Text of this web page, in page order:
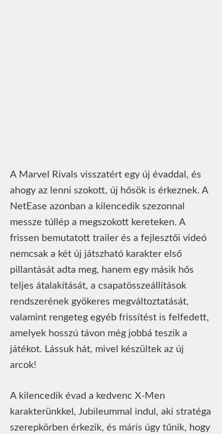
A Marvel Rivals visszatért egy új évaddal, és
ahogy az lenni szokott, új hősök is érkeznek. A
NetEase azonban a kilencedik szezonnal
messze túllép a megszokott kereteken. A
frissen bemutatott trailer és a fejlesztői videó
nemcsak a két új játszható karakter első
pillantását adta meg, hanem egy másik hős
teljes átalakítását, a csapatösszeállítások
rendszerének gyökeres megváltoztatását,
valamint rengeteg egyéb frissítést is felfedett,
amelyek hosszú távon még jobbá teszik a
játékot. Lássuk hát, mivel készültek az új
arcok!
A kilencedik évad a kedvenc X-Men
karakterünkkel, Jubileummal indul, aki stratéga
szerepkörben érkezik, és máris úgy tűnik, hogy